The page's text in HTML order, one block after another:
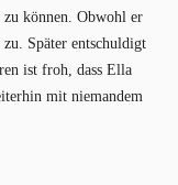
zu können. Obwohl er
Später entschuldigt
ist froh, dass Ella
mit niemandem